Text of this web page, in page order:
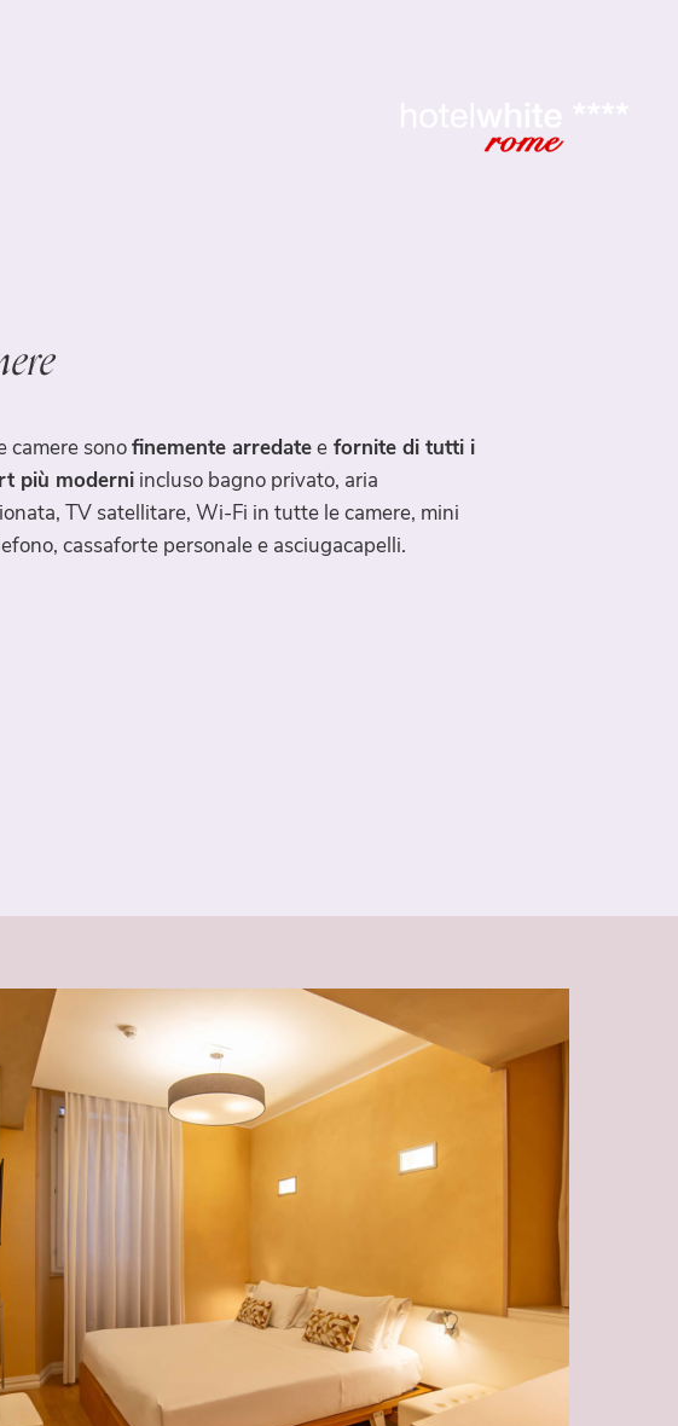
camere sonofinemente arredatee fornite di tutti i
più moderni incluso bagno privato, aria
TV satellitare, Wi-Fi in tutte le camere, mini
cassaforte personale e asciugacapelli.